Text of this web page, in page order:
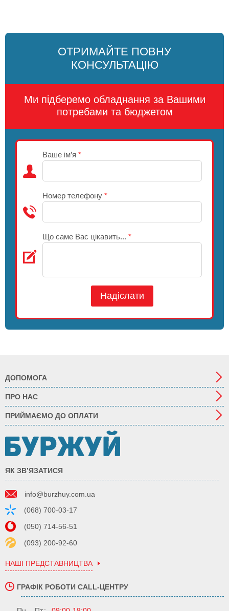
ОТРИМАЙТЕ ПОВНУ
КОНСУЛЬТАЦІЮ
Ми підберемо обладнання за Вашими
потребами та бюджетом
Ваше ім’я *
Номер телефону *
Що саме Вас цікавить... *
Надіслати
ДОПОМОГА
ПРО НАС
ПРИЙМАЄМО ДО ОПЛАТИ
ЯК ЗВ’ЯЗАТИСЯ
info@burzhuy.com.ua
(068) 700-03-17
(050) 714-56-51
(093) 200-92-60
НАШІ ПРЕДСТАВНИЦТВА
ГРАФІК РОБОТИ CALL-ЦЕНТРУ